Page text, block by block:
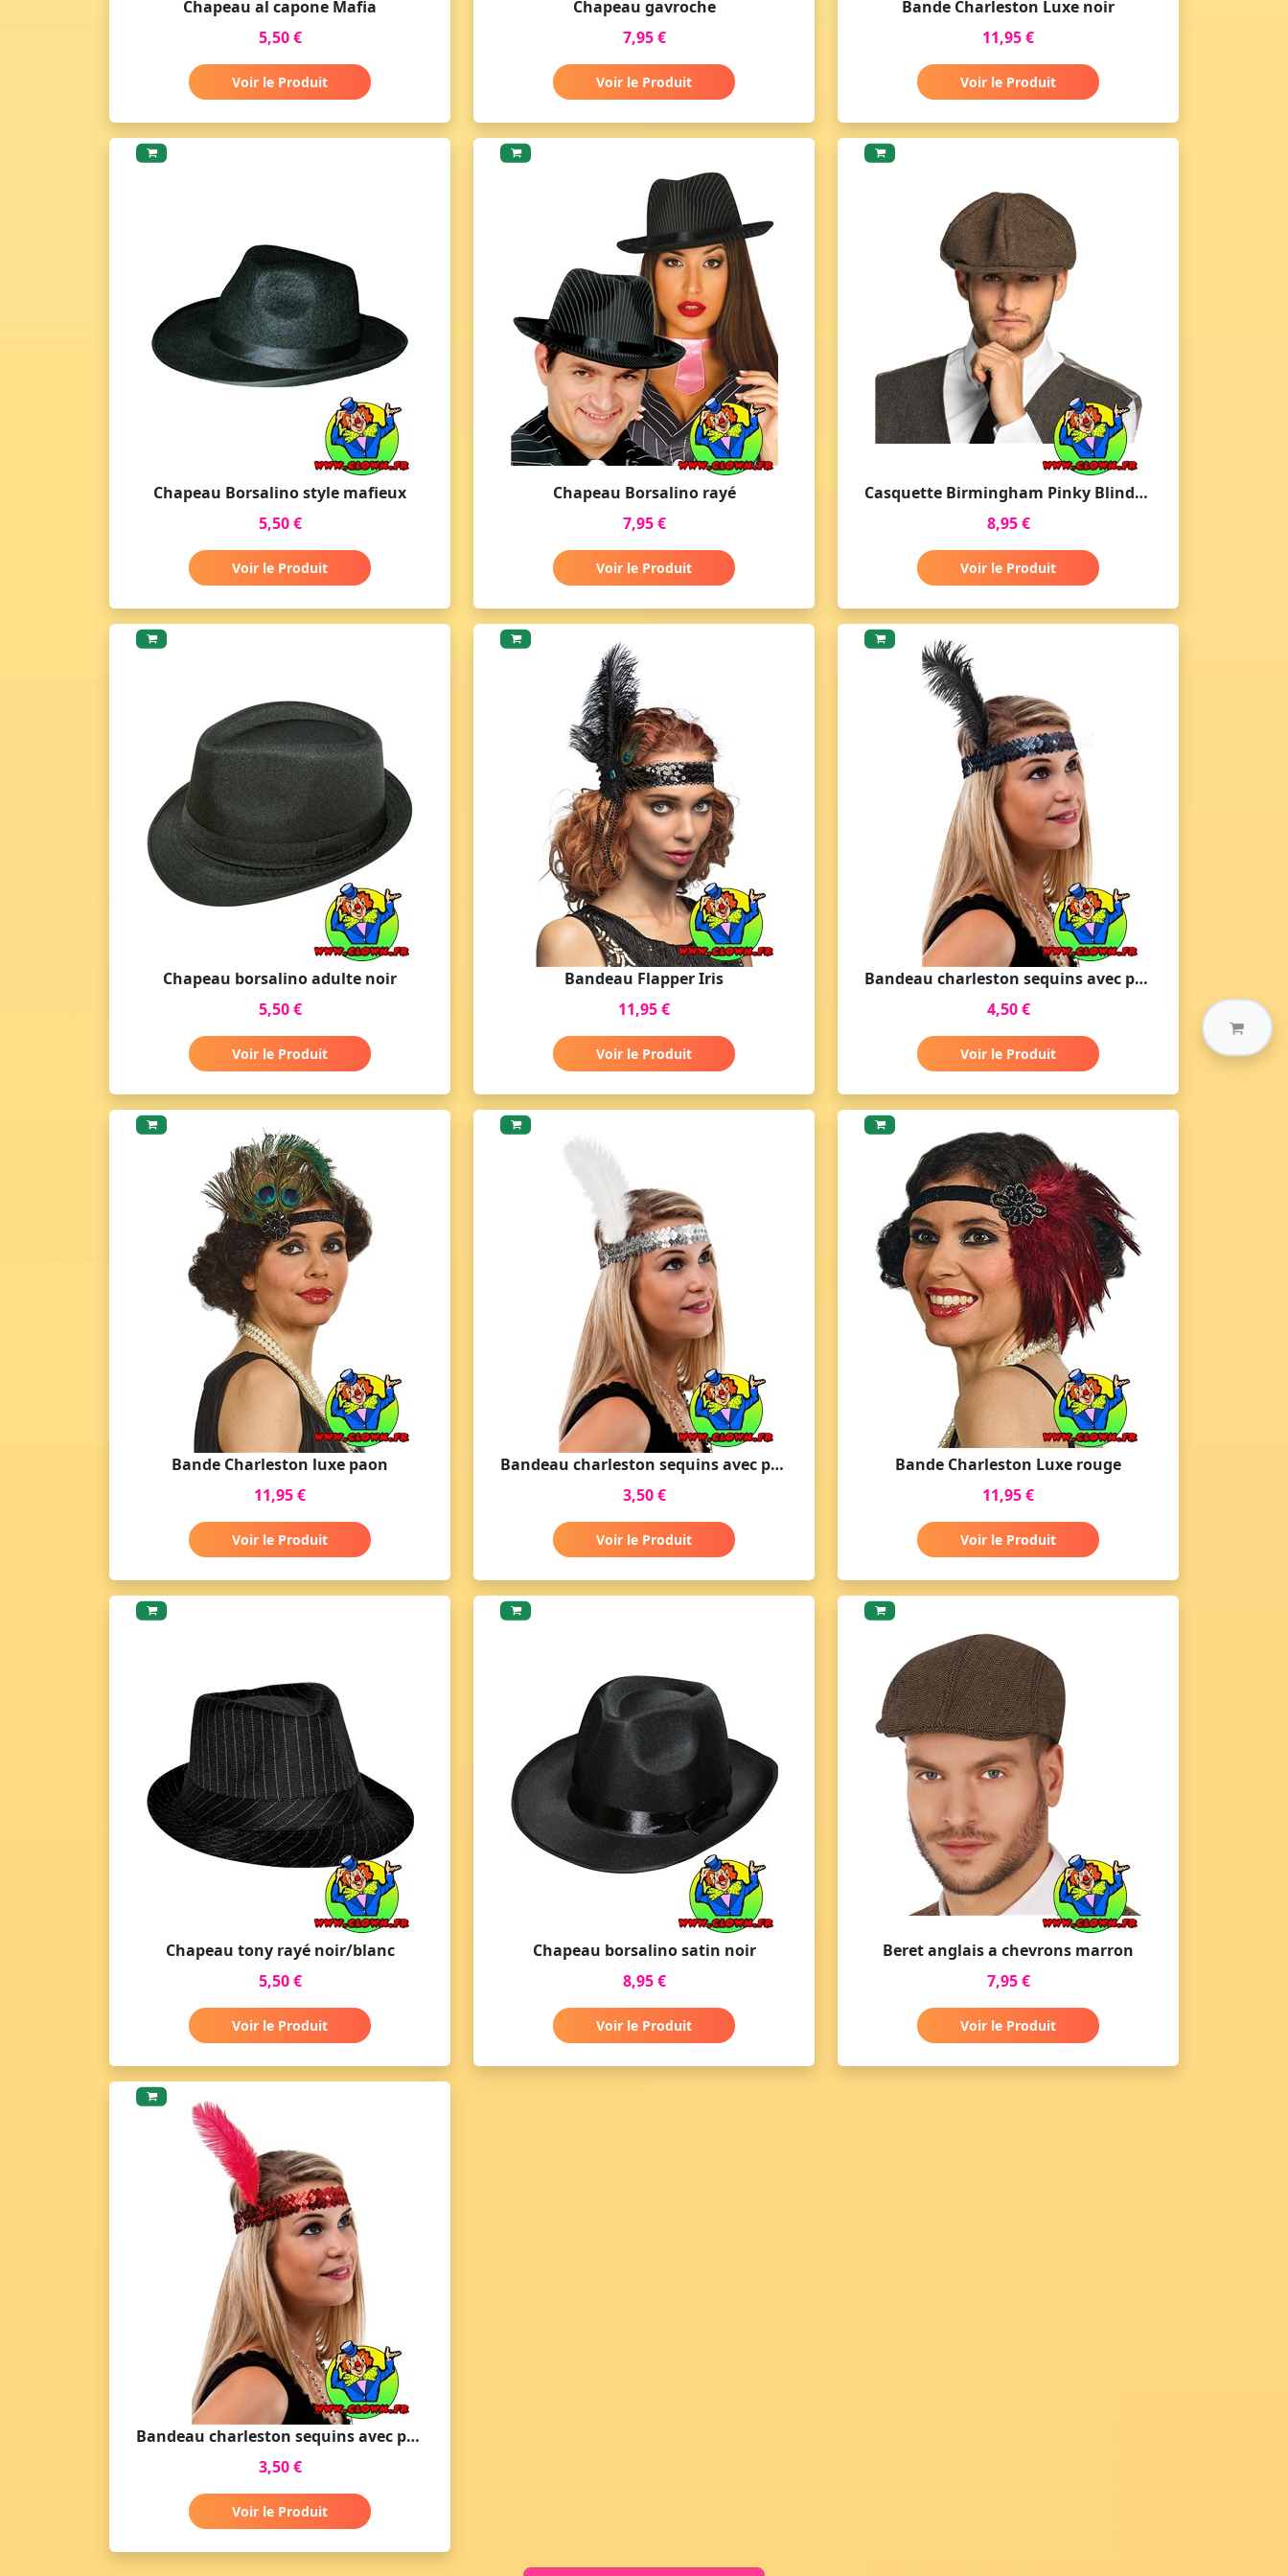
Chapeau al capone Mafia
5,50 €
Voir le Produit
Chapeau gavroche
7,95 €
Voir le Produit
Bande Charleston Luxe noir
11,95 €
Voir le Produit
Chapeau Borsalino style mafieux
5,50 €
Voir le Produit
Chapeau Borsalino rayé
7,95 €
Voir le Produit
Casquette Birmingham Pinky Blinders
8,95 €
Voir le Produit
Chapeau borsalino adulte noir
5,50 €
Voir le Produit
Bandeau Flapper Iris
11,95 €
Voir le Produit
Bandeau charleston sequins avec plume noir
4,50 €
Voir le Produit
Bande Charleston luxe paon
11,95 €
Voir le Produit
Bandeau charleston sequins avec plume argent
3,50 €
Voir le Produit
Bande Charleston Luxe rouge
11,95 €
Voir le Produit
Chapeau tony rayé noir/blanc
5,50 €
Voir le Produit
Chapeau borsalino satin noir
8,95 €
Voir le Produit
Beret anglais a chevrons marron
7,95 €
Voir le Produit
Bandeau charleston sequins avec plume rouge
3,50 €
Voir le Produit